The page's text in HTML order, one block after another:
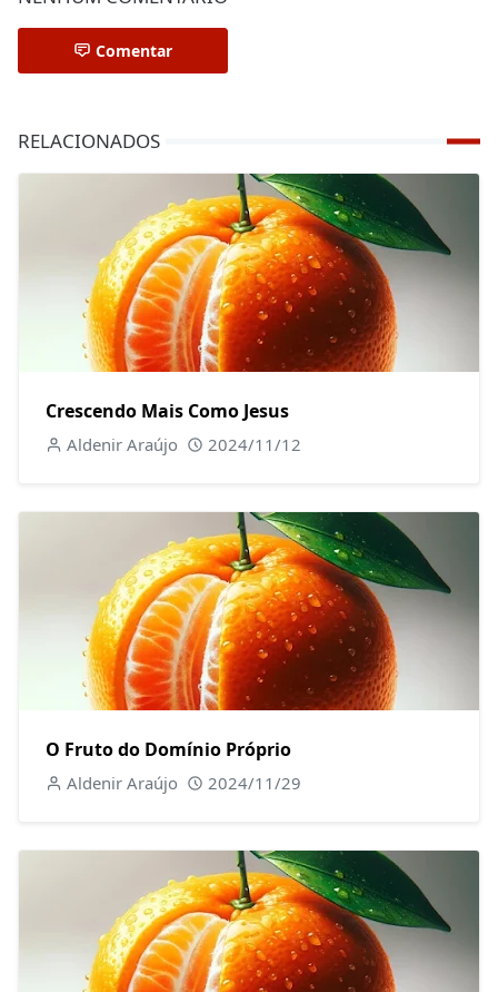
Comentar
RELACIONADOS
Crescendo Mais Como Jesus
Aldenir Araújo 2024/11/12
O Fruto do Domínio Próprio
Aldenir Araújo 2024/11/29